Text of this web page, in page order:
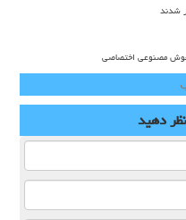
شدند
مصنوعی اختصاصی
نظر دهید